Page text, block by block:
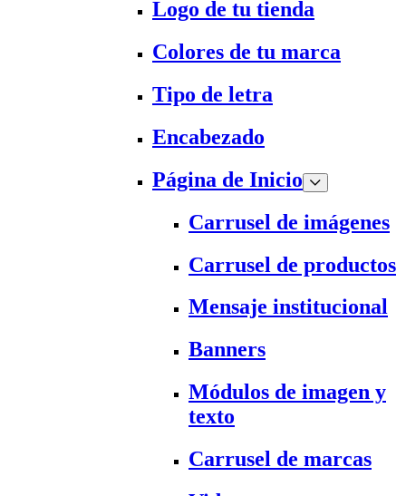
Logo de tu tienda
Colores de tu marca
Tipo de letra
Encabezado
Página de Inicio
Carrusel de imágenes
Carrusel de productos
Mensaje institucional
Banners
Módulos de imagen y
texto
Carrusel de marcas